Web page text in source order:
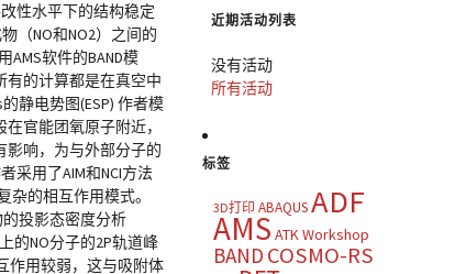
性水平下的结构稳定
（NO和NO2）之间的
软件的BAND模
有的计算都是在真空中
静电势图(ESP) 作者模
官能团氧原子附近，
影响，为与外部分子的
采用了AIM和NCI方法
的相互作用模式。
的投影态密度分析
的NO分子的2P轨道峰
作用较弱，这与吸附体
近期活动列表
没有活动
所有活动
标签
3D打印 ABAQUSADF
AMS ATK Workshop
BAND COSMO-RS